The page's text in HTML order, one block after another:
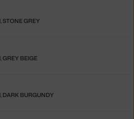
STONE GREY
GREY BEIGE
DARK BURGUNDY